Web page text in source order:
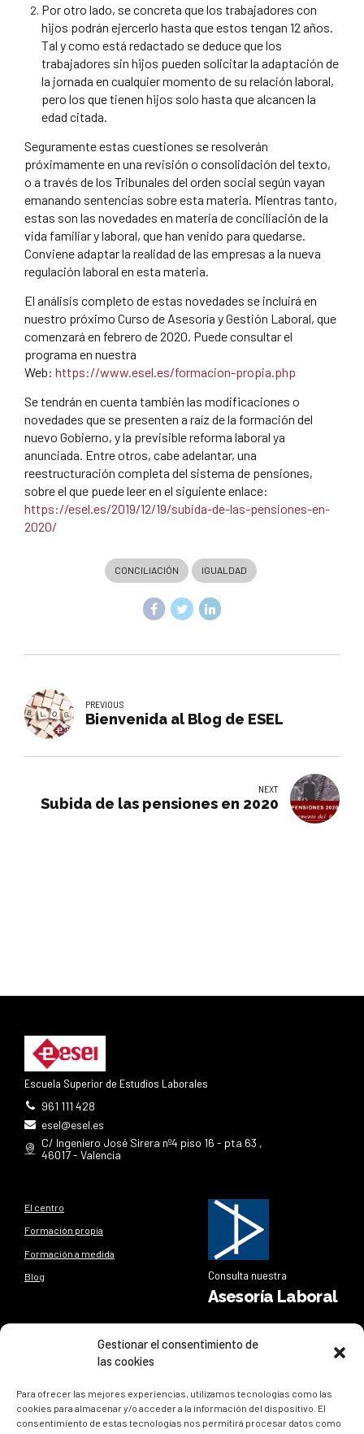
Gestionar el consentimiento de
las cookies
Para ofrecer las mejores experiencias, utilizamos tecnologías como las
cookies para almacenar y/o acceder a la información del dispositivo. El
consentimiento de estas tecnologías nos permitirá procesar datos como
Por otro lado, se concreta que los trabajadores con
hijos podrán ejercerlo hasta que estos tengan 12 años.
Tal y como está redactado se deduce que los
trabajadores sin hijos pueden solicitar la adaptación de
la jornada en cualquier momento de su relación laboral,
pero los que tienen hijos solo hasta que alcancen la
edad citada.
Seguramente estas cuestiones se resolverán
próximamente en una revisión o consolidación del texto,
o a través de los Tribunales del orden social según vayan
emanando sentencias sobre esta materia. Mientras tanto,
estas son las novedades en materia de conciliación de la
vida familiar y laboral, que han venido para quedarse.
Conviene adaptar la realidad de las empresas a la nueva
regulación laboral en esta materia.
El análisis completo de estas novedades se incluirá en
nuestro próximo Curso de Asesoría y Gestión Laboral, que
comenzará en febrero de 2020. Puede consultar el
programa en nuestra
Web: https://www.esel.es/formacion-propia.php
Se tendrán en cuenta también las modificaciones o
novedades que se presenten a raíz de la formación del
nuevo Gobierno, y la previsible reforma laboral ya
anunciada. Entre otros, cabe adelantar, una
reestructuración completa del sistema de pensiones,
sobre el que puede leer en el siguiente enlace:
https://esel.es/2019/12/19/subida-de-las-pensiones-en-
2020/
CONCILIACIÓN IGUALDAD
PREVIOUS
Bienvenida al Blog de ESEL
NEXT
Subida de las pensiones en 2020
Escuela Superior de Estudios Laborales
961 111 428
esel@esel.es
C/ Ingeniero José Sirera nº4 piso 16 - pta 63 ,
46017 - Valencia
El centro
Formación propia
Formación a medida
Blog Consulta nuestra
Asesoría Laboral
que sucede enESEL